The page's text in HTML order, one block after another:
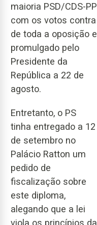
maioria PSD/CDS-PP
com os votos contra
de toda a oposição e
promulgado pelo
Presidente da
República a 22 de
agosto.
Entretanto, o PS
tinha entregado a 12
de setembro no
Palácio Ratton um
pedido de
fiscalização sobre
este diploma,
alegando que a lei
viola os princípios da